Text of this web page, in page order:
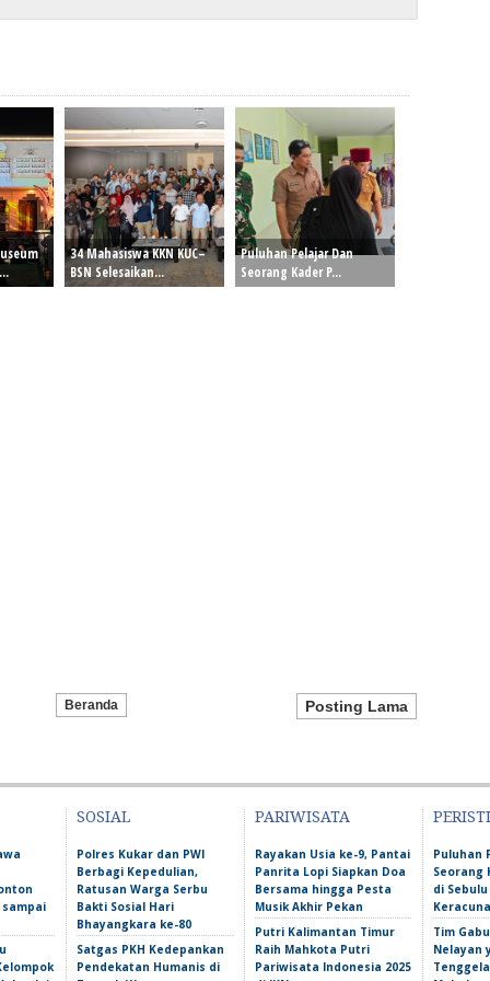
34 Mahasiswa KKN KUC–
BSN Selesaikan...
Puluhan Pelajar Dan
Seorang Kader P...
Posting Lama
Beranda
SOSIAL
Polres Kukar dan PWI
Berbagi Kepedulian,
Ratusan Warga Serbu
Bakti Sosial Hari
Bhayangkara ke-80
Satgas PKH Kedepankan
Pendekatan Humanis di
PARIWISATA
Rayakan Usia ke-9, Pantai
Panrita Lopi Siapkan Doa
Bersama hingga Pesta
Musik Akhir Pekan
Putri Kalimantan Timur
Raih Mahkota Putri
Pariwisata Indonesia 2025
Puluhan
Seorang
di
Tim
Nelayan